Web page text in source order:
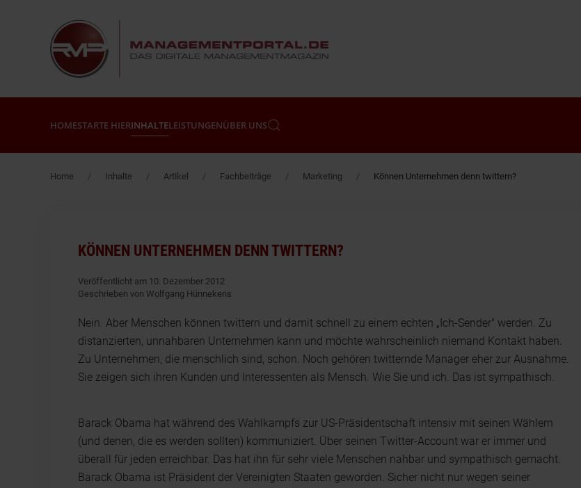
Zum Hauptinhalt springen
HOMESTARTE HIERINHALTELEISTUNGENÜBER UNS
Home Inhalte Artikel Fachbeiträge Marketing Können Unternehmen denn twittern?
KÖNNEN UNTERNEHMEN DENN TWITTERN?
Veröffentlicht am 10. Dezember 2012
Geschrieben von Wolfgang Hünnekens
Nein. Aber Menschen können twittern und damit schnell zu einem echten „Ich-Sender" werden. Zu
distanzierten, unnahbaren Unternehmen kann und möchte wahrscheinlich niemand Kontakt haben.
Zu Unternehmen, die menschlich sind, schon. Noch gehören twitternde Manager eher zur Ausnahme.
Sie zeigen sich ihren Kunden und Interessenten als Mensch. Wie Sie und ich. Das ist sympathisch.
Barack Obama hat während des Wahlkampfs zur US-Präsidentschaft intensiv mit seinen Wählern
(und denen, die es werden sollten) kommuniziert. Über seinen Twitter-Account war er immer und
überall für jeden erreichbar. Das hat ihn für sehr viele Menschen nahbar und sympathisch gemacht.
Barack Obama ist Präsident der Vereinigten Staaten geworden. Sicher nicht nur wegen seiner